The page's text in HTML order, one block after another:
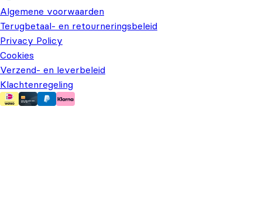
Algemene voorwaarden
Terugbetaal- en retourneringsbeleid
Privacy Policy
Cookies
Verzend- en leverbeleid
Klachtenregeling